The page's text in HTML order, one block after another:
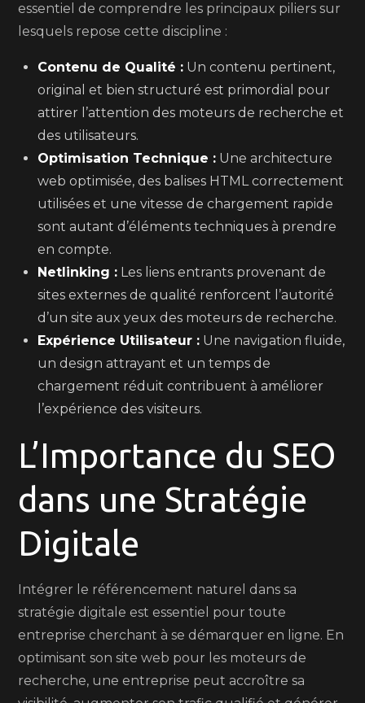
essentiel de comprendre les principaux piliers sur
lesquels repose cette discipline :
Contenu de Qualité : Un contenu pertinent,
original et bien structuré est primordial pour
attirer l’attention des moteurs de recherche et
des utilisateurs.
Optimisation Technique : Une architecture
web optimisée, des balises HTML correctement
utilisées et une vitesse de chargement rapide
sont autant d’éléments techniques à prendre
en compte.
Netlinking : Les liens entrants provenant de
sites externes de qualité renforcent l’autorité
d’un site aux yeux des moteurs de recherche.
Expérience Utilisateur : Une navigation fluide,
un design attrayant et un temps de
chargement réduit contribuent à améliorer
l’expérience des visiteurs.
L’Importance du SEO
dans une Stratégie
Digitale
Intégrer le référencement naturel dans sa
stratégie digitale est essentiel pour toute
entreprise cherchant à se démarquer en ligne. En
optimisant son site web pour les moteurs de
recherche, une entreprise peut accroître sa